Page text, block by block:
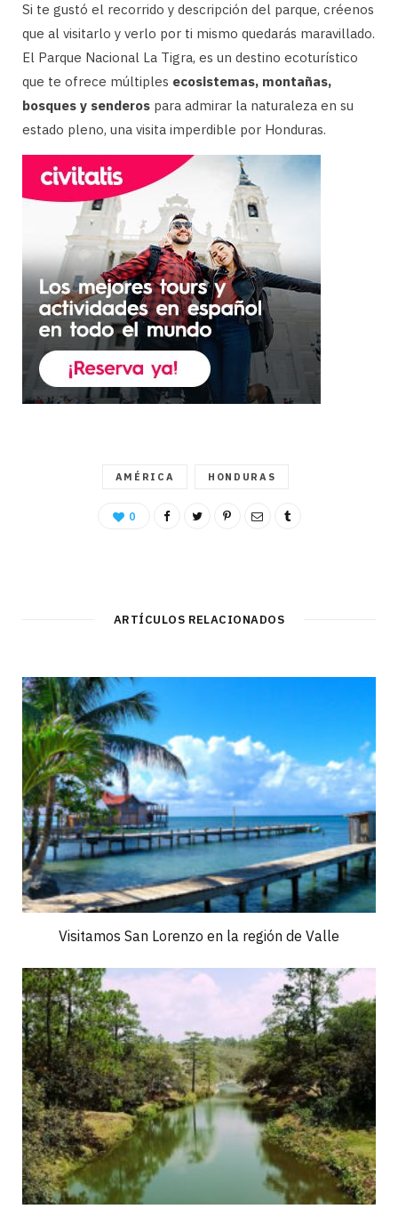
Si te gustó el recorrido y descripción del parque, créenos
que al visitarlo y verlo por ti mismo quedarás maravillado.
El Parque Nacional La Tigra, es un destino ecoturístico
que te ofrece múltiples ecosistemas, montañas,
bosques y senderos para admirar la naturaleza en su
estado pleno, una visita imperdible por Honduras.
AMÉRICA HONDURAS
0
ARTÍCULOS RELACIONADOS
Visitamos San Lorenzo en la región de Valle